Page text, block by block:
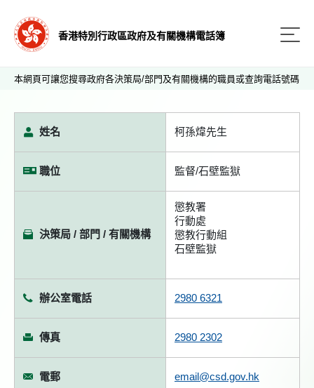
香港特別行政區政府及有關機構電話簿
本網頁可讓您搜尋政府各決策局/部門及有關機構的職員或查詢電話號碼
姓名 柯孫煒先生
職位 監督/石壁監獄
決策局 / 部門 / 有關機構
懲教署
行動處
懲教行動組
石壁監獄
辦公室電話 2980 6321
傳真 2980 2302
電郵 email@csd.gov.hk